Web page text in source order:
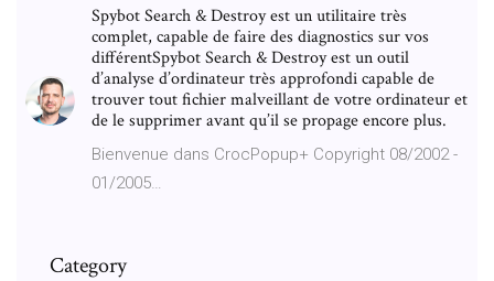
Spybot Search & Destroy est un utilitaire très
complet, capable de faire des diagnostics sur vos
différentSpybot Search & Destroy est un outil
d’analyse d’ordinateur très approfondi capable de
trouver tout fichier malveillant de votre ordinateur et
de le supprimer avant qu’il se propage encore plus.
Bienvenue dans CrocPopup+ Copyright 08/2002 -
01/2005…
Category